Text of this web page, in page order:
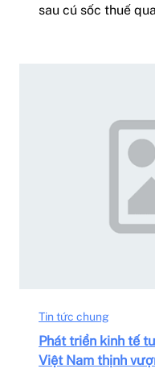
sau cú sốc thuế
Tin tức chung
Phát triển kinh tế
Việt Nam thịnh